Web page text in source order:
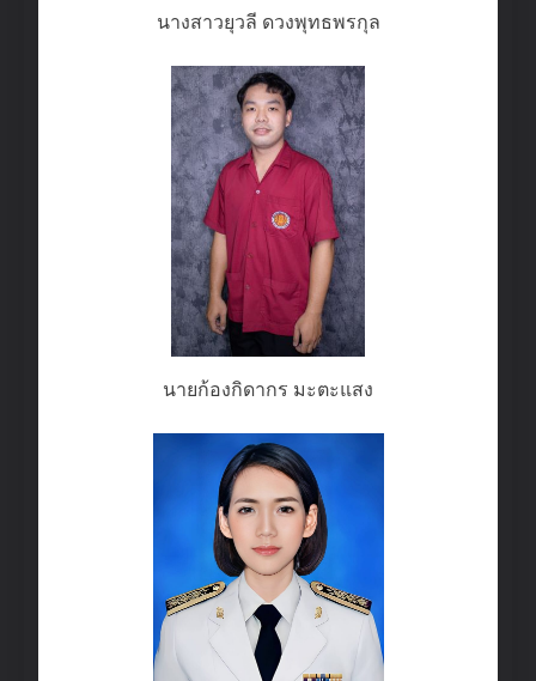
นางสาวยุวลี ดวงพุทธพรกุล
นายก้องกิดากร มะตะแสง